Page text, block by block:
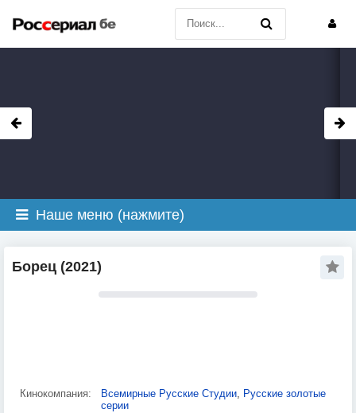
Наше меню (нажмите)
Борец (2021)
Кинокомпания: Всемирные Русские Студии, Русские золотые
серии